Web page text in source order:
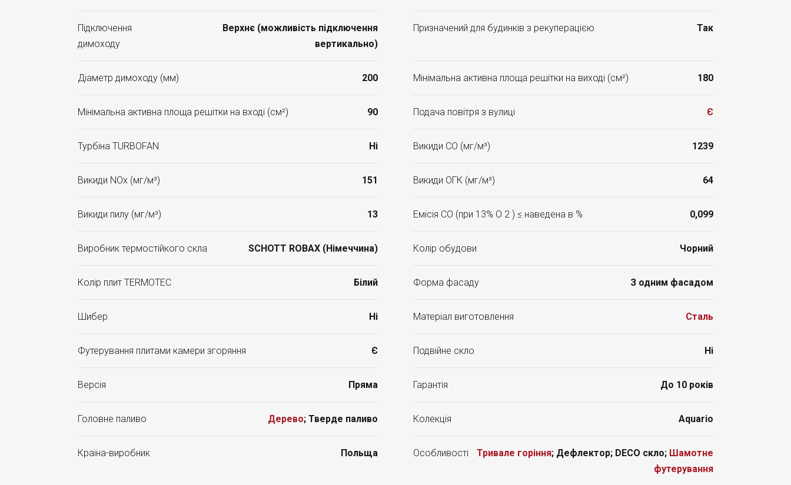
Підключення
димоходу
Верхнє (можливість підключення
вертикально)
Призначений для будинків з рекуперацією Так
Діаметр димоходу (мм) 200 Мінімальна активна площа решітки на виході (см²) 180
Мінімальна активна площа решітки на вході (см²) 90 Подача повітря з вулиці Є
Турбіна TURBOFAN Ні Викиди CO (мг/м³) 1239
Викиди NOx (мг/м³) 151 Викиди ОГК (мг/м³) 64
Викиди пилу (мг/м³) 13 Емісія CO (при 13% O 2 ) ≤ наведена в % 0,099
Виробник термостійкого скла SCHOTT ROBAX (Німеччина) Колір обудови Чорний
Колір плит TERMOTEC Білий Форма фасаду З одним фасадом
Шибер Ні Матеріал виготовлення Сталь
Футерування плитами камери згоряння Є Подвійне скло Ні
Версія Пряма Гарантія До 10 років
Головне паливо Дерево; Тверде паливо Колекція Aquario
Країна-виробник Польща Особливості Тривале горіння; Дефлектор; DECO скло; Шамотне
футерування